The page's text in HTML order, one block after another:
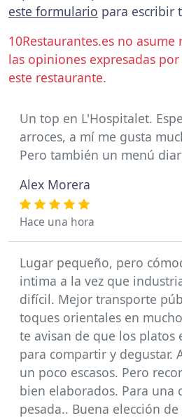
este formulario para escribir
10Restaurantes.es no
las opiniones expresadas
este restaurante.
Un top en L'Hospitalet.
arroces, a mí me gusta
Pero también un menú
Alex Morera
Hace una hora
Lugar pequeño, pero
intima a la vez que
difícil. Mejor transporte
toques orientales en
te avisan de que los platos
para compartir y degustar.
un poco escasos. Pero
bien elaborados. Para una
pesada.. Buena elección